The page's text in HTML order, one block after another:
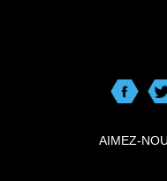
AIMEZ-